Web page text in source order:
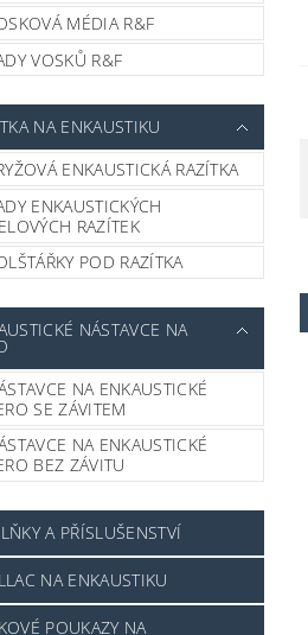
MÉDIA R&F
VOSKŮ R&F
NA ENKAUSTIKU
ENKAUSTICKÁ RAZÍTKA
ENKAUSTICKÝCH
RAZÍTEK
POD RAZÍTKA
NÁSTAVCE NA
NA ENKAUSTICKÉ
SE ZÁVITEM
NA ENKAUSTICKÉ
BEZ ZÁVITU
A PŘÍSLUŠENSTVÍ
NA ENKAUSTIKU
POUKAZY NA